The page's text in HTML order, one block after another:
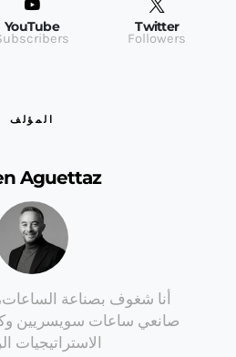
Twitter
Followers
YouTube
المؤلف
Aguettaz
أنا شغوف بصناعة
صانعي ساعات سويسريين
الاستراتيجيات